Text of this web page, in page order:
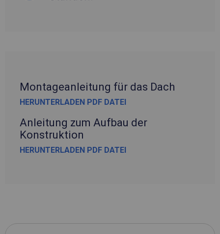
Montageanleitung für das Dach
HERUNTERLADEN PDF DATEI
Anleitung zum Aufbau der
Konstruktion
HERUNTERLADEN PDF DATEI